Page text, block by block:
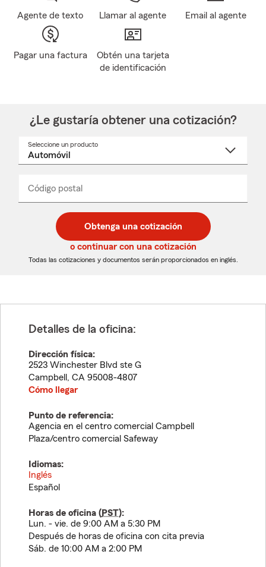
Agente de texto Llamar al agente Email al agente
Pagar una factura
Obtén una tarjeta
de identificación
¿Le gustaría obtener una cotización?
Seleccione un producto
desplegable
Código postal
de
5
dígitos
de
5
dígitos
_____
Obtenga una cotización
o continuar con una cotización
Todas las cotizaciones y documentos serán proporcionados en inglés.
Detalles de la oficina:
Dirección física:
2523 Winchester Blvd ste G
Campbell , CA 95008-4807
Cómo llegar
Punto de referencia:
Agencia en el centro comercial Campbell
Plaza/centro comercial Safeway
Idiomas:
Inglés
Español
Horas de oficina (PST):
Lun. - vie. de 9:00 AM a 5:30 PM
Después de horas de oficina con cita previa
Sáb. de 10:00 AM a 2:00 PM